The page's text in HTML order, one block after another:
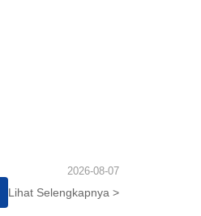
2026-08-07
Lihat Selengkapnya >